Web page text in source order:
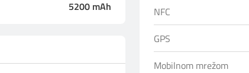
5200 mAh
NFC
GPS
Mobilnom mrežom